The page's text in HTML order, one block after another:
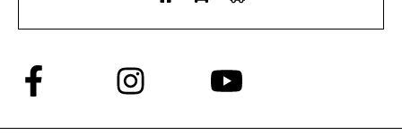
Folge
uns
auf
Folge
uns
auf
Folge
auf